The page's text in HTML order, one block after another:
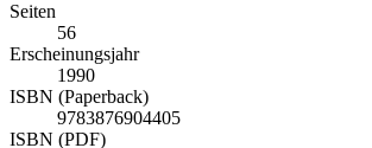
Seiten
56
Erscheinungsjahr
1990
ISBN (Paperback)
9783876904405
ISBN (PDF)